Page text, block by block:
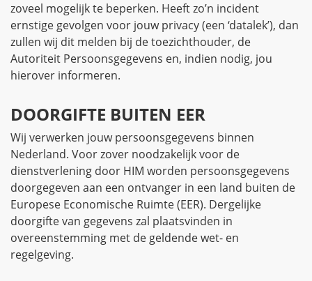
zoveel mogelijk te beperken. Heeft zo’n incident
ernstige gevolgen voor jouw privacy (een ‘datalek’), dan
zullen wij dit melden bij de toezichthouder, de
Autoriteit Persoonsgegevens en, indien nodig, jou
hierover informeren.
DOORGIFTE BUITEN EER
Wij verwerken jouw persoonsgegevens binnen
Nederland. Voor zover noodzakelijk voor de
dienstverlening door HIM worden persoonsgegevens
doorgegeven aan een ontvanger in een land buiten de
Europese Economische Ruimte (EER). Dergelijke
doorgifte van gegevens zal plaatsvinden in
overeenstemming met de geldende wet- en
regelgeving.